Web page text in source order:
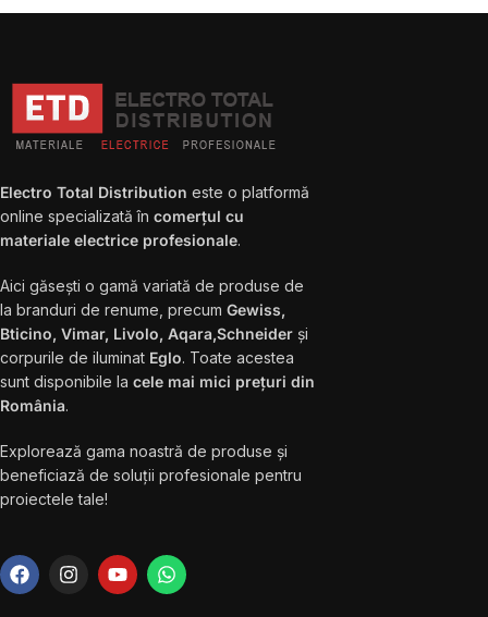
Electro Total Distribution este o platformă
online specializată în comerțul cu
materiale electrice profesionale.
Aici găsești o gamă variată de produse de
la branduri de renume, precum Gewiss,
Bticino, Vimar, Livolo, Aqara,Schneider și
corpurile de iluminat Eglo. Toate acestea
sunt disponibile la cele mai mici prețuri din
România.
Explorează gama noastră de produse și
beneficiază de soluții profesionale pentru
proiectele tale!